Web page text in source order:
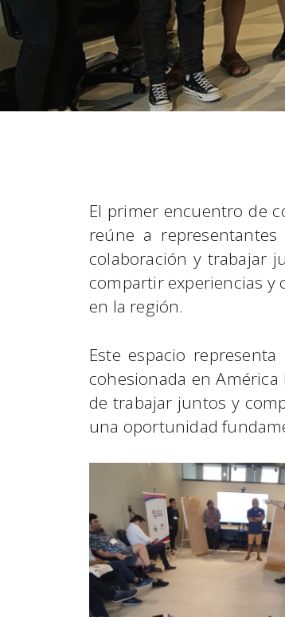
El primer encuentro de
reúne a
colaboración y trabajar
compartir experiencias y
en la región.
Este espacio
cohesionada en
de trabajar juntos y
una oportunidad